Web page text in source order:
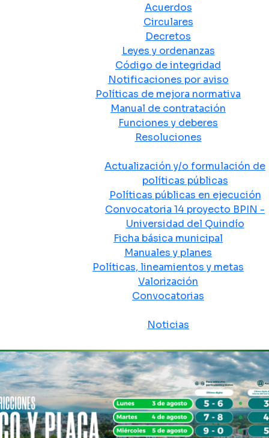
Acuerdos
Circulares
Decretos
Leyes y ordenanzas
Código de integridad
Notificaciones por aviso
Políticas de mejora normativa
Manual de contratación
Funciones y deberes
Resoluciones
Actualización y/o formulación de
políticas públicas
Políticas públicas en ejecución
Convocatoria 14 proyecto BPIN -
Universidad del Quindío
Ficha básica municipal
Manuales y planes
Políticas, lineamientos y metas
Valorización
Convocatorias
Noticias